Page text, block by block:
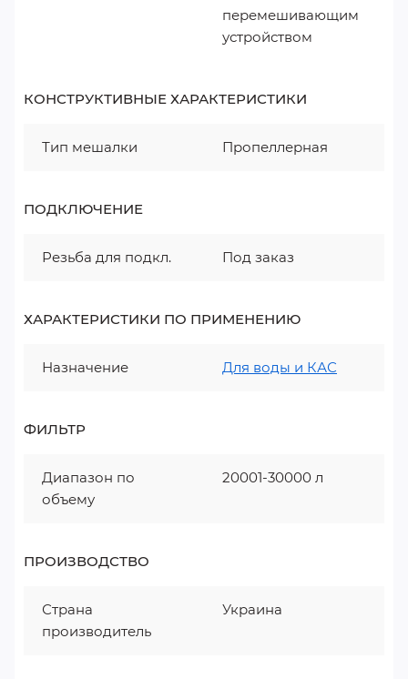
перемешивающим
устройством
КОНСТРУКТИВНЫЕ ХАРАКТЕРИСТИКИ
Тип мешалки Пропеллерная
ПОДКЛЮЧЕНИЕ
Резьба для подкл. Под заказ
ХАРАКТЕРИСТИКИ ПО ПРИМЕНЕНИЮ
Назначение Для воды и КАС
ФИЛЬТР
Диапазон по
объему
20001-30000 л
ПРОИЗВОДСТВО
Страна
производитель
Украина